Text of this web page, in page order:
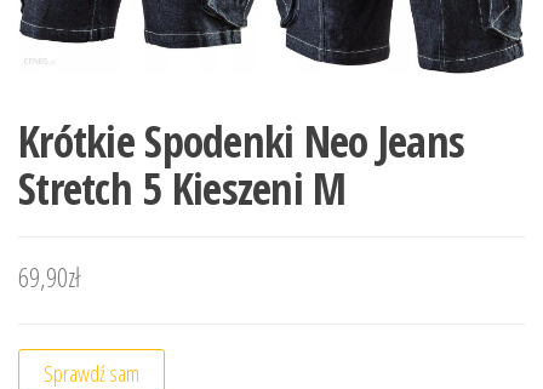
Krótkie Spodenki Neo Jeans
Stretch 5 Kieszeni M
69,90zł
Sprawdź sam